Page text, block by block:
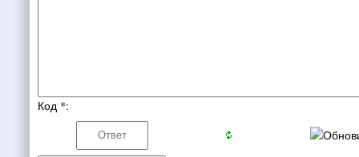
Код *: